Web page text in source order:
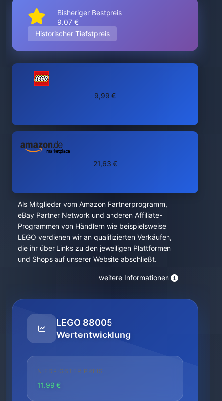
Bisheriger Bestpreis
9.07 €
Historischer Tiefstpreis
9,99 €
21,63 €
Als Mitglieder vom Amazon Partnerprogramm,
eBay Partner Network und anderen Affiliate-
Programmen von Händlern wie beispielsweise
LEGO verdienen wir an qualifizierten Verkäufen,
die ihr über Links zu den jeweiligen Plattformen
und Shops auf unserer Website abschließt.
weitere Informationen
LEGO 88005
Wertentwicklung
NIEDRIGSTER PREIS
11.99 €